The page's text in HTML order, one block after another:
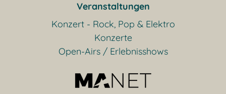
Veranstaltungen
Konzert - Rock, Pop & Elektro
Konzerte
Open-Airs / Erlebnisshows